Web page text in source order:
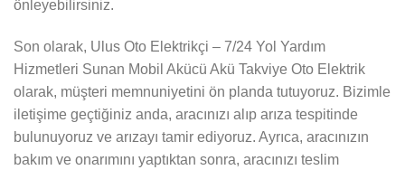
önleyebilirsiniz.
Son olarak, Ulus Oto Elektrikçi – 7/24 Yol Yardım
Hizmetleri Sunan Mobil Akücü Akü Takviye Oto Elektrik
olarak, müşteri memnuniyetini ön planda tutuyoruz. Bizimle
iletişime geçtiğiniz anda, aracınızı alıp arıza tespitinde
bulunuyoruz ve arızayı tamir ediyoruz. Ayrıca, aracınızın
bakım ve onarımını yaptıktan sonra, aracınızı teslim